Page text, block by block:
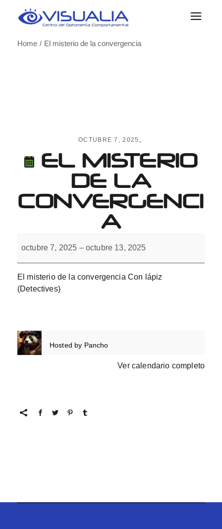
Home
El misterio de la convergencia
OCTUBRE 7, 2025
EL MISTERIO
DE LA
CONVERGENCI
A
misterio
de
octubre 7, 2025 – octubre 13, 2025
El misterio de la convergencia Con lápiz
(Detectives)
Hosted by Pancho
Ver calendario completo